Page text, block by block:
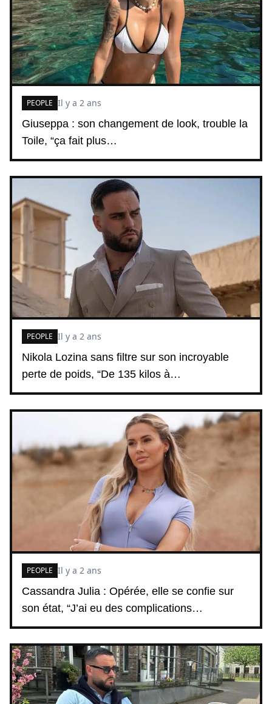
Giuseppa : son changement de look, trouble la
Toile, “ça fait plus…
PEOPLE Il y a 2 ans
Nikola Lozina sans filtre sur son incroyable
perte de poids, “De 135 kilos à…
PEOPLE Il y a 2 ans
Cassandra Julia : Opérée, elle se confie sur
son état, “J’ai eu des complications…
PEOPLE Il y a 2 ans